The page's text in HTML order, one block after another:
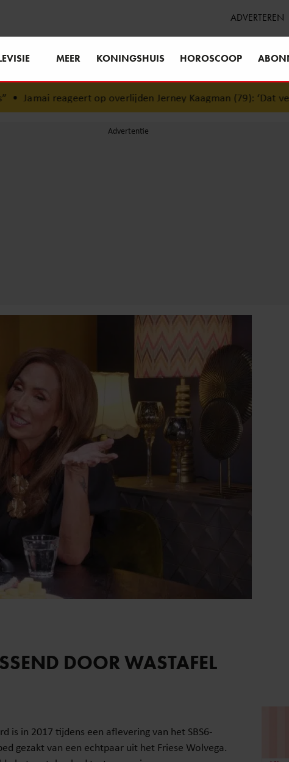
ADVERTEREN
MEER KONINGSHUIS HOROSCOOP
op overlijden Jerney Kaagman (79): ‘Dat vertrouwen zal ik
DOOR WASTAFEL
is in 2017 tijdens een aflevering van het SBS6-
gezakt van een echtpaar uit het Friese Wolvega.